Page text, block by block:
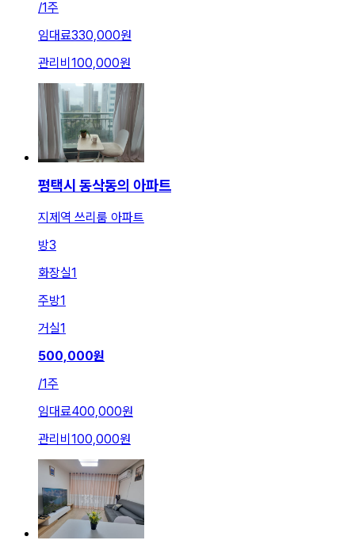
/1주
임대료330,000원
관리비 100,000원
평택시 동삭동의 아파트
지제역 쓰리룸 아파트
방3
화장실1
주방1
거실1
500,000원
/1주
임대료400,000원
관리비 100,000원